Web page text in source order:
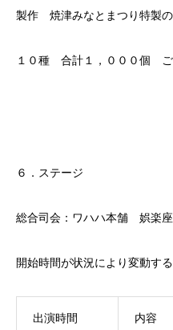
製作 焼津みなとまつり特製の
１０種 合計１，０００個 ご
６．ステージ
総合司会：ワハハ本舗 娯楽座
開始時間が状況により変動す
出演時間 内容